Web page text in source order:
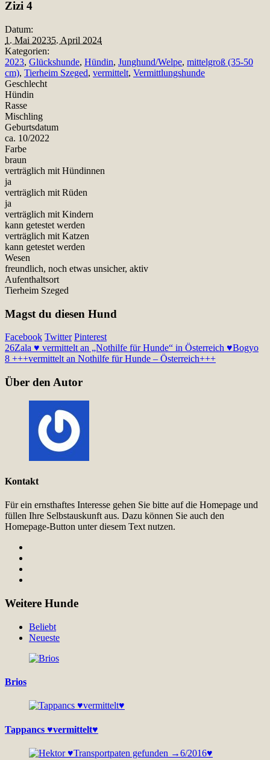
Zizi 4
Datum:
1. Mai 20235. April 2024
Kategorien:
2023, Glückshunde, Hündin, Junghund/Welpe, mittelgroß (35-50
cm), Tierheim Szeged, vermittelt, Vermittlungshunde
Geschlecht
Hündin
Rasse
Mischling
Geburtsdatum
ca. 10/2022
Farbe
braun
verträglich mit Hündinnen
ja
verträglich mit Rüden
ja
verträglich mit Kindern
kann getestet werden
verträglich mit Katzen
kann getestet werden
Wesen
freundlich, noch etwas unsicher, aktiv
Aufenthaltsort
Tierheim Szeged
Magst du diesen Hund
Facebook Twitter Pinterest
26Zala ♥ vermittelt an „Nothilfe für Hunde“ in Österreich ♥Bogyo
8 +++vermittelt an Nothilfe für Hunde – Österreich+++
Über den Autor
Kontakt
Für ein ernsthaftes Interesse gehen Sie bitte auf die Homepage und
füllen Ihre Selbstauskunft aus. Dazu können Sie auch den
Homepage-Button unter diesem Text nutzen.
Weitere Hunde
Beliebt
Neueste
Brios
Tappancs ♥vermittelt♥